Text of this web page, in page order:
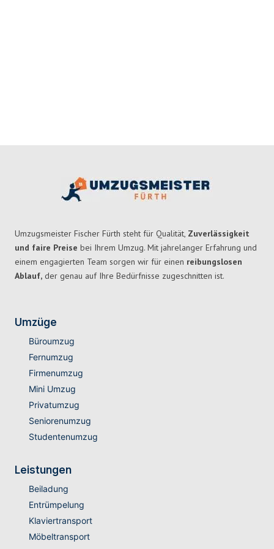
Umzugsmeister Fischer Fürth steht für Qualität, Zuverlässigkeit
und faire Preise bei Ihrem Umzug. Mit jahrelanger Erfahrung und
einem engagierten Team sorgen wir für einen reibungslosen
Ablauf, der genau auf Ihre Bedürfnisse zugeschnitten ist.
Umzüge
Büroumzug
Fernumzug
Firmenumzug
Mini Umzug
Privatumzug
Seniorenumzug
Studentenumzug
Leistungen
Beiladung
Entrümpelung
Klaviertransport
Möbeltransport